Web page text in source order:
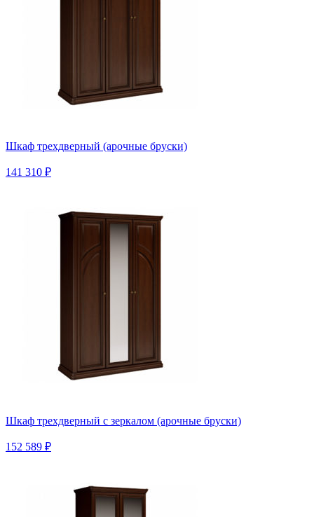
Шкаф трехдверный (арочные бруски)
141 310 ₽
Шкаф трехдверный с зеркалом (арочные бруски)
152 589 ₽